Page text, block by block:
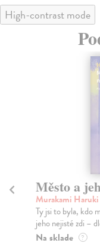
High-contrast mode
Město a
Murakami Haruki
Ty jsi to byla, kdo
jeho nejisté zdi –
Na sklade ?